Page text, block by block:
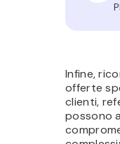
Infine,
offerte
clienti,
possono